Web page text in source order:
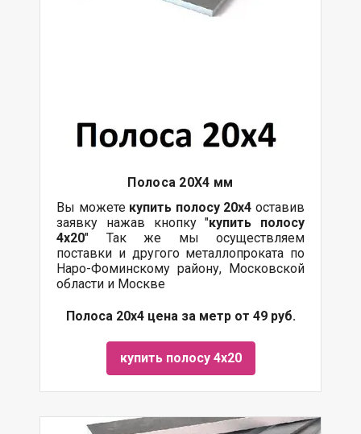
Полоса 20Х4 мм
Вы можете купить полосу 20х4 оставив
заявку нажав кнопку "купить полосу
4х20" Так же мы осуществляем
поставки и другого металлопроката по
Наро-Фоминскому району, Московской
области и Москве
Полоса 20х4 цена за метр от 49 руб.
купить полосу 4х20